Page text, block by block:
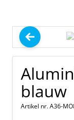
blauw
Artikel nr. A36-